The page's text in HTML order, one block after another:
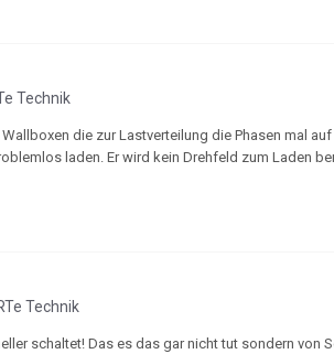
Technik
die zur Lastverteilung die Phasen mal
laden. Er wird kein Drehfeld zum Laden
Technik
schaltet! Das es das gar nicht tut sondern von